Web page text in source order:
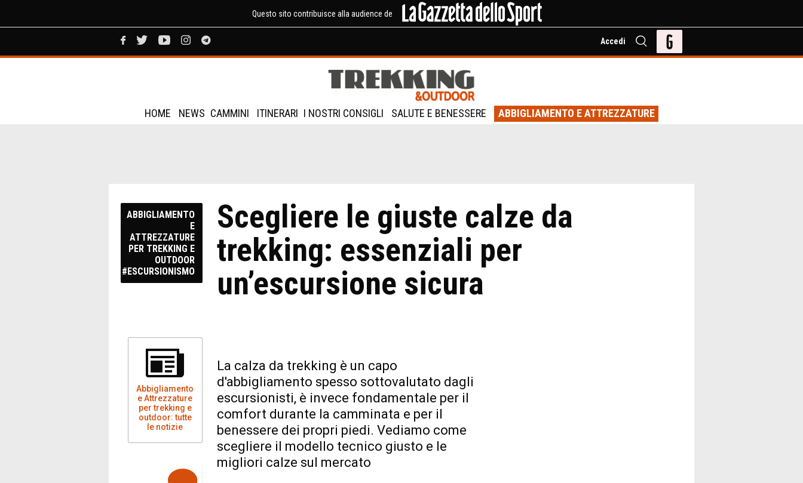
Questo sito contribuisce alla audience de
Accedi
HOME NEWS CAMMINI ITINERARI I NOSTRI CONSIGLI SALUTE E BENESSERE ABBIGLIAMENTO E ATTREZZATURE
ABBIGLIAMENTO
E
ATTREZZATURE
PER TREKKING E
OUTDOOR
#ESCURSIONISMO
Scegliere le giuste calze da
trekking: essenziali per
un’escursione sicura
Abbigliamento
e Attrezzature
per trekking e
outdoor: tutte
le notizie
La calza da trekking è un capo
d'abbigliamento spesso sottovalutato dagli
escursionisti, è invece fondamentale per il
comfort durante la camminata e per il
benessere dei propri piedi. Vediamo come
scegliere il modello tecnico giusto e le
migliori calze sul mercato